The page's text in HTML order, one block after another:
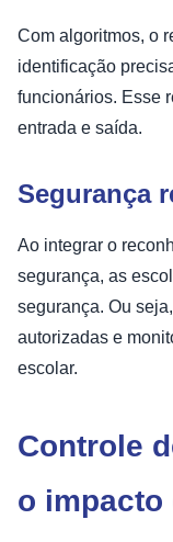
Com algoritmos, o
identificação
funcionários. Esse
entrada e saída.
Segurança
Ao integrar o
segurança, as
segurança. Ou
autorizadas e
escolar.
Controle
o impacto